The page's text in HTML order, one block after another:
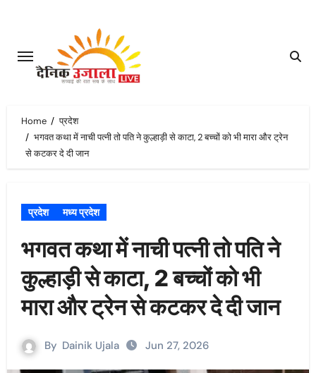
content
Home
प्रदेश
भगवत कथा में नाची पत्नी तो पति ने कुल्हाड़ी से काटा, 2 बच्चों को भी मारा और ट्रेन
से कटकर दे दी जान
प्रदेश मध्य प्रदेश
भगवत कथा में नाची पत्नी तो पति ने
कुल्हाड़ी से काटा, 2 बच्चों को भी
मारा और ट्रेन से कटकर दे दी जान
By Dainik Ujala Jun 27, 2026